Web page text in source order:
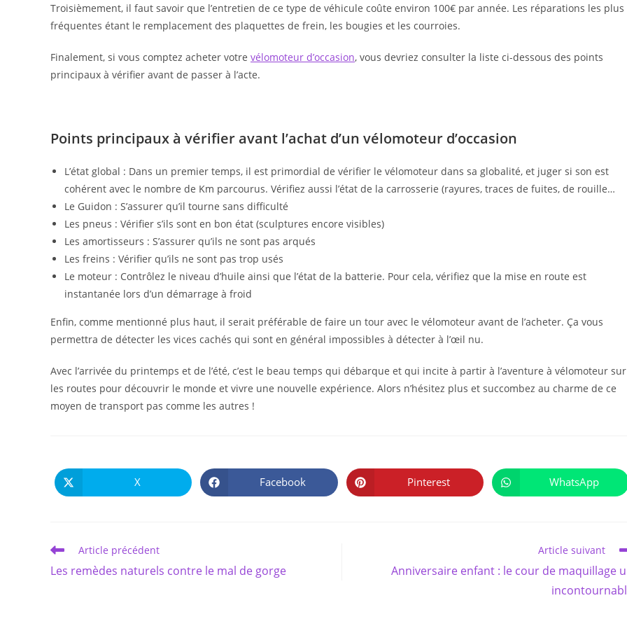
Troisièmement, il faut savoir que l’entretien de ce type de véhicule coûte environ 100€ par année. Les réparations les plus
fréquentes étant le remplacement des plaquettes de frein, les bougies et les courroies.
Finalement, si vous comptez acheter votre vélomoteur d’occasion, vous devriez consulter la liste ci-dessous des points
principaux à vérifier avant de passer à l’acte.
Points principaux à vérifier avant l’achat d’un vélomoteur d’occasion
L’état global : Dans un premier temps, il est primordial de vérifier le vélomoteur dans sa globalité, et juger si son est
cohérent avec le nombre de Km parcourus. Vérifiez aussi l’état de la carrosserie (rayures, traces de fuites, de rouille…
Le Guidon : S’assurer qu’il tourne sans difficulté
Les pneus : Vérifier s’ils sont en bon état (sculptures encore visibles)
Les amortisseurs : S’assurer qu’ils ne sont pas arqués
Les freins : Vérifier qu’ils ne sont pas trop usés
Le moteur : Contrôlez le niveau d’huile ainsi que l’état de la batterie. Pour cela, vérifiez que la mise en route est
instantanée lors d’un démarrage à froid
Enfin, comme mentionné plus haut, il serait préférable de faire un tour avec le vélomoteur avant de l’acheter. Ça vous
permettra de détecter les vices cachés qui sont en général impossibles à détecter à l’œil nu.
Avec l’arrivée du printemps et de l’été, c’est le beau temps qui débarque et qui incite à partir à l’aventure à vélomoteur sur
les routes pour découvrir le monde et vivre une nouvelle expérience. Alors n’hésitez plus et succombez au charme de ce
moyen de transport pas comme les autres !
CE
CONTENU
Ouvrir
dans
X Ouvrir
dans
Facebook Ouvrir
dans
Pinterest Ouvrir
dans
WhatsApp
Read
articles
Article précédent
Les remèdes naturels contre le mal de gorge
Article suivant
Anniversaire enfant : le cour de maquillage